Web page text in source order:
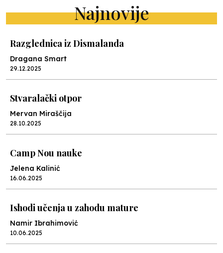
Najnovije
Razglednica iz Dismalanda
Dragana Smart
29.12.2025
Stvaralački otpor
Mervan Miraščija
28.10.2025
Camp Nou nauke
Jelena Kalinić
16.06.2025
Ishodi učenja u zahodu mature
Namir Ibrahimović
10.06.2025